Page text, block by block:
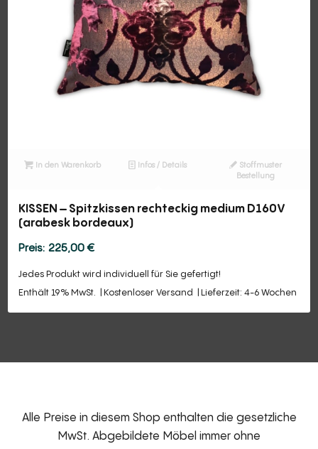
In den Warenkorb Infos / Details
Stoffmuster
Bestellung
KISSEN – Spitzkissen rechteckig medium D160V
(arabesk bordeaux)
225,00€
Jedes Produkt wird individuell für Sie gefertigt!
Enthält 19% MwSt.
Kostenloser Versand Lieferzeit: 4-6 Wochen
Alle Preise in diesem Shop enthalten die gesetzliche
MwSt. Abgebildete Möbel immer ohne